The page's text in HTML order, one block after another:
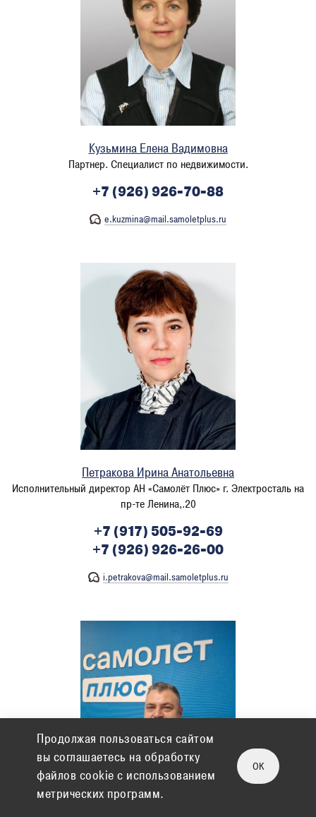
Кузьмина Елена Вадимовна
Партнер. Специалист по недвижимости.
+7 (926) 926-70-88
e.kuzmina@mail.samoletplus.ru
Петракова Ирина Анатольевна
Исполнительный директор АН «Самолёт Плюс» г. Электросталь на
пр-те Ленина,.20
+7 (917) 505-92-69
+7 (926) 926-26-00
i.petrakova@mail.samoletplus.ru
Продолжая пользоваться сайтом
вы соглашаетесь на обработку
файлов cookie c использованием
метрических программ.
OK